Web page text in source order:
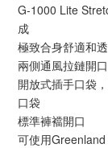
G-1000 Lite
成
極致合身舒適和
兩側通風拉鏈開
開放式插手口袋
口袋
標準褲襠開口
可使用